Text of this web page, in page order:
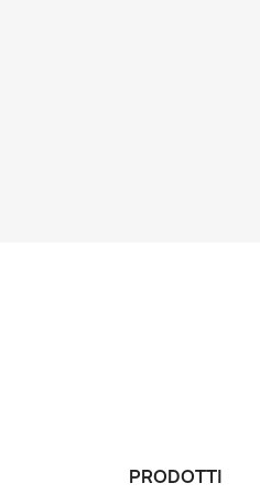
PRODOTTI